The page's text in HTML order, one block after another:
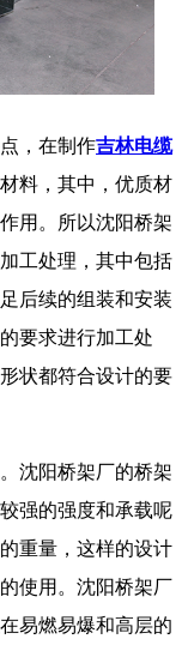
，在制作吉林电缆
料，其中，优质材
用。所以沈阳桥架
工处理，其中包括
后续的组装和安装
要求进行加工处
状都符合设计的要
沈阳桥架厂的桥架
强的强度和承载呢
重量，这样的设计
使用。沈阳桥架厂
易燃易爆和高层的